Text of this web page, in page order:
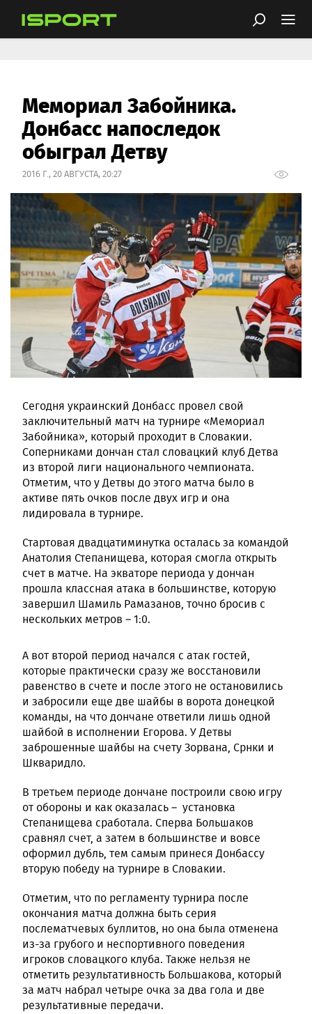
Мемориал Забойника.
Донбасс напоследок
обыграл Детву
2016 Г., 20 АВГУСТА, 20:27
Сегодня украинский Донбасс провел свой
заключительный матч на турнире «Мемориал
Забойника», который проходит в Словакии.
Соперниками дончан стал словацкий клуб Детва
из второй лиги национального чемпионата.
Отметим, что у Детвы до этого матча было в
активе пять очков после двух игр и она
лидировала в турнире.
Стартовая двадцатиминутка осталась за командой
Анатолия Степанищева, которая смогла открыть
счет в матче. На экваторе периода у дончан
прошла классная атака в большинстве, которую
завершил Шамиль Рамазанов, точно бросив с
нескольких метров – 1:0.
А вот второй период начался с атак гостей,
которые практически сразу же восстановили
равенство в счете и после этого не остановились
и забросили еще две шайбы в ворота донецкой
команды, на что дончане ответили лишь одной
шайбой в исполнении Егорова. У Детвы
заброшенные шайбы на счету Зорвана, Срнки и
Шкваридло.
В третьем периоде дончане построили свою игру
от обороны и как оказалась – установка
Степанищева сработала. Сперва Большаков
сравнял счет, а затем в большинстве и вовсе
оформил дубль, тем самым принеся Донбассу
вторую победу на турнире в Словакии.
Отметим, что по регламенту турнира после
окончания матча должна быть серия
послематчевых буллитов, но она была отменена
из-за грубого и неспортивного поведения
игроков словацкого клуба. Также нельзя не
отметить результативность Большакова, который
за матч набрал четыре очка за два гола и две
результативные передачи.